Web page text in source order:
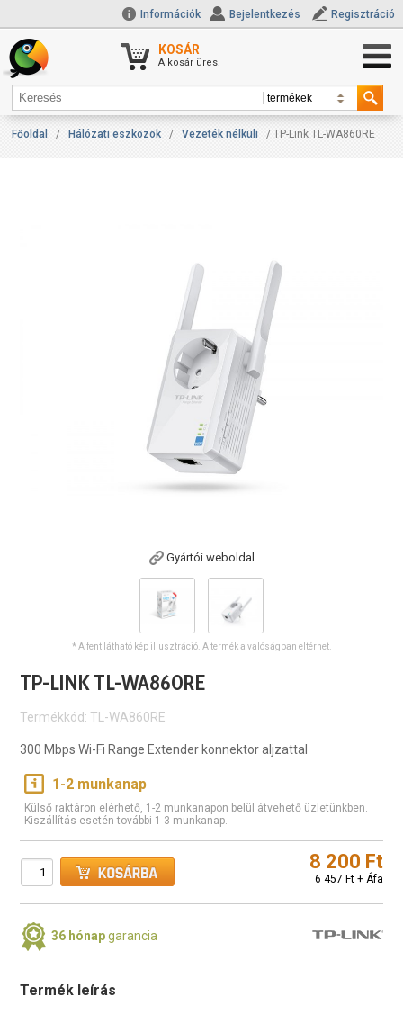
Információk Bejelentkezés Regisztráció
KOSÁR
A kosár üres.
Főoldal / Hálózati eszközök / Vezeték nélküli / TP-Link TL-WA860RE
Gyártói weboldal
* A fent látható kép illusztráció. A termék a valóságban eltérhet.
TP-LINK TL-WA860RE
Termékkód: TL-WA860RE
300 Mbps Wi-Fi Range Extender konnektor aljzattal
1-2 munkanap
Külső raktáron elérhető, 1-2 munkanapon belül átvehető üzletünkben.
Kiszállítás esetén további 1-3 munkanap.
8 200 Ft
6 457 Ft + Áfa
36 hónapgarancia
Termék leírás